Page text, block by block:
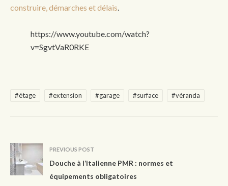
construire, démarches et délais.
https://www.youtube.com/watch?
v=SgvtVaR0RKE
#étage #extension #garage #surface #véranda
PREVIOUS POST
Douche à l’italienne PMR : normes et
équipements obligatoires